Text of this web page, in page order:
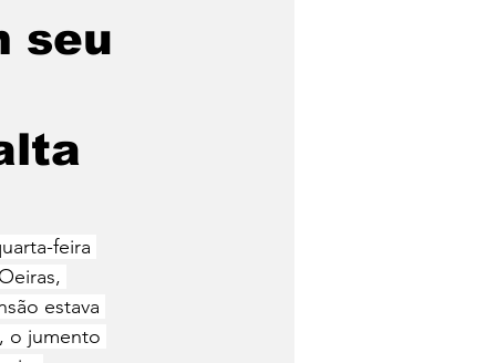
seu
feira
estava
o jumento